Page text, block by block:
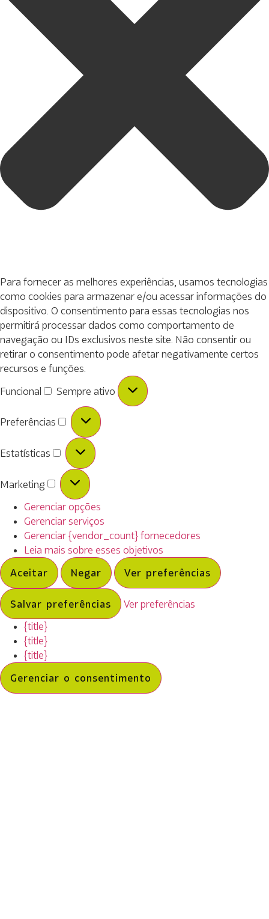
Para fornecer as melhores experiências, usamos tecnologias
como cookies para armazenar e/ou acessar informações do
dispositivo. O consentimento para essas tecnologias nos
permitirá processar dados como comportamento de
navegação ou IDs exclusivos neste site. Não consentir ou
retirar o consentimento pode afetar negativamente certos
recursos e funções.
Funcional
Sempre ativo
Preferências
Estatísticas
Marketing
Gerenciar opções
Gerenciar serviços
Gerenciar {vendor_count} fornecedores
Leia mais sobre esses objetivos
Aceitar
Negar Ver preferências
Salvar preferências
Ver preferências
{title}
{title}
{title}
Gerenciar o consentimento